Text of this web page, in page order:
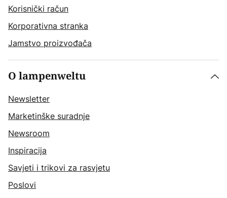
Korisnički račun
Korporativna stranka
Jamstvo proizvođača
O lampenweltu
Newsletter
Marketinške suradnje
Newsroom
Inspiracija
Savjeti i trikovi za rasvjetu
Poslovi